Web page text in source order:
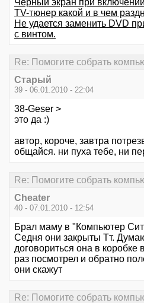
Черный экран при
TV-тюнер какой и в чем
Не удается заменить DVD
с винтом.
Re: Помогите собрать
Старый
39 - 06.01.2010 - 22:04
38-Geser >
это да :)
автор, короче, завтра
общайся. ни пуха тебе, ни
Re: Помогите собрать
Cheater
40 - 07.01.2010 - 12:54
Брал маму в "Компьютер
Седня они закрыты Тт.
договориться она в коробке
раз посмотрел и обратно
они скажут
Re: Помогите собрать